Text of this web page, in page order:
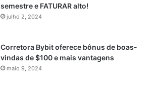
semestre e FATURAR alto!
julho 2, 2024
Corretora Bybit oferece bônus de boas-
vindas de $100 e mais vantagens
maio 9, 2024